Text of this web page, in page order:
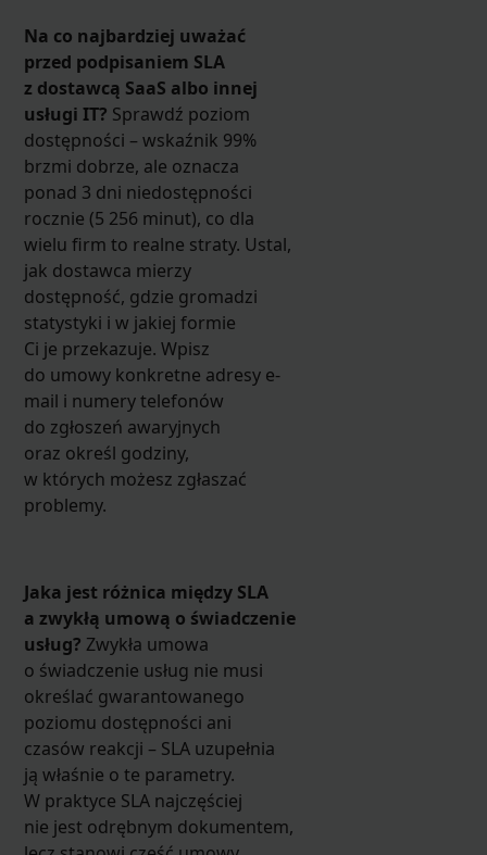
Na co najbardziej uważać
przed podpisaniem SLA
z dostawcą SaaS albo innej
usługi IT? Sprawdź poziom
dostępności – wskaźnik 99%
brzmi dobrze, ale oznacza
ponad 3 dni niedostępności
rocznie (5 256 minut), co dla
wielu firm to realne straty. Ustal,
jak dostawca mierzy
dostępność, gdzie gromadzi
statystyki i w jakiej formie
Ci je przekazuje. Wpisz
do umowy konkretne adresy e-
mail i numery telefonów
do zgłoszeń awaryjnych
oraz określ godziny,
w których możesz zgłaszać
problemy.
Jaka jest różnica między SLA
a zwykłą umową o świadczenie
usług? Zwykła umowa
o świadczenie usług nie musi
określać gwarantowanego
poziomu dostępności ani
czasów reakcji – SLA uzupełnia
ją właśnie o te parametry.
W praktyce SLA najczęściej
nie jest odrębnym dokumentem,